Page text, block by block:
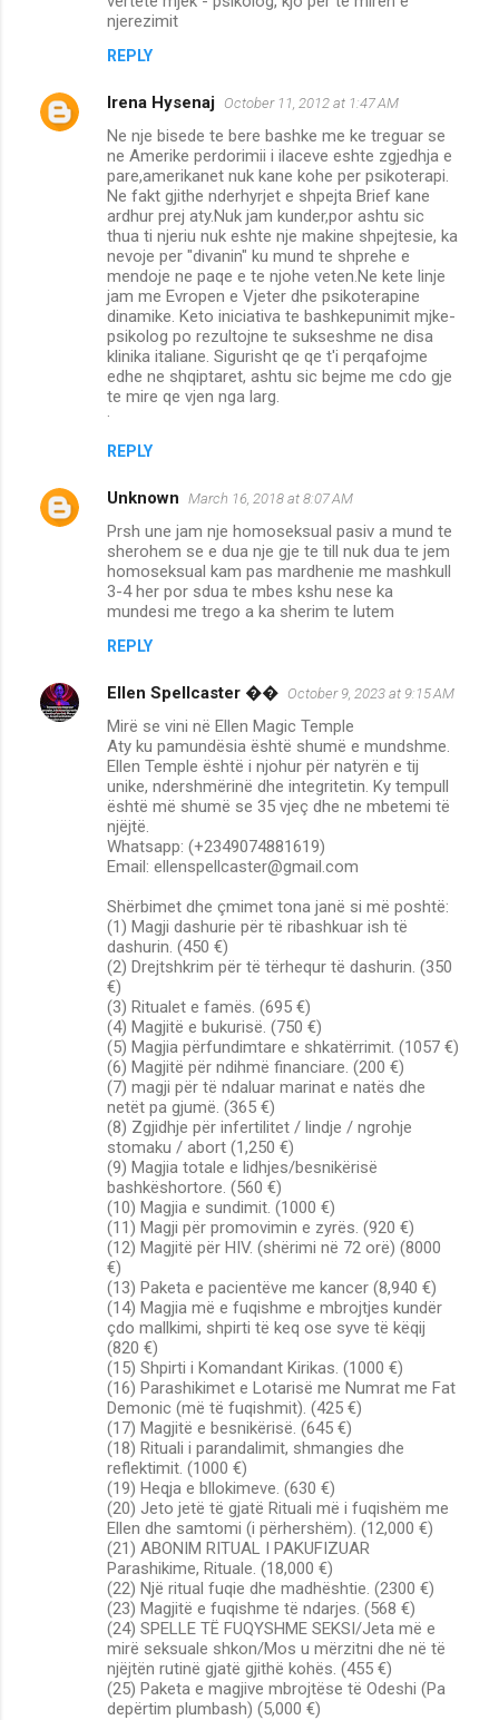
njerezimit
REPLY
Irena Hysenaj October 11, 2012 at 1:47 AM
Ne nje bisede te bere bashke me ke treguar se
ne Amerike perdorimii i ilaceve eshte zgjedhja e
pare,amerikanet nuk kane kohe per psikoterapi.
Ne fakt gjithe nderhyrjet e shpejta Brief kane
ardhur prej aty.Nuk jam kunder,por ashtu sic
thua ti njeriu nuk eshte nje makine shpejtesie, ka
nevoje per "divanin" ku mund te shprehe e
mendoje ne paqe e te njohe veten.Ne kete linje
jam me Evropen e Vjeter dhe psikoterapine
dinamike. Keto iniciativa te bashkepunimit mjke-
psikolog po rezultojne te sukseshme ne disa
klinika italiane. Sigurisht qe qe t'i perqafojme
edhe ne shqiptaret, ashtu sic bejme me cdo gje
te mire qe vjen nga larg.
·
REPLY
Unknown March 16, 2018 at 8:07 AM
Prsh une jam nje homoseksual pasiv a mund te
sherohem se e dua nje gje te till nuk dua te jem
homoseksual kam pas mardhenie me mashkull
3-4 her por sdua te mbes kshu nese ka
mundesi me trego a ka sherim te lutem
REPLY
Ellen Spellcaster �� October 9, 2023 at 9:15 AM
Mirë se vini në Ellen Magic Temple
Aty ku pamundësia është shumë e mundshme.
Ellen Temple është i njohur për natyrën e tij
unike, ndershmërinë dhe integritetin. Ky tempull
është më shumë se 35 vjeç dhe ne mbetemi të
njëjtë.
Whatsapp: (+2349074881619)
Email: ellenspellcaster@gmail.com
Shërbimet dhe çmimet tona janë si më poshtë:
(1) Magji dashurie për të ribashkuar ish të
dashurin. (450 €)
(2) Drejtshkrim për të tërhequr të dashurin. (350
€)
(3) Ritualet e famës. (695 €)
(4) Magjitë e bukurisë. (750 €)
(5) Magjia përfundimtare e shkatërrimit. (1057 €)
(6) Magjitë për ndihmë financiare. (200 €)
(7) magji për të ndaluar marinat e natës dhe
netët pa gjumë. (365 €)
(8) Zgjidhje për infertilitet / lindje / ngrohje
stomaku / abort (1,250 €)
(9) Magjia totale e lidhjes/besnikërisë
bashkëshortore. (560 €)
(10) Magjia e sundimit. (1000 €)
(11) Magji për promovimin e zyrës. (920 €)
(12) Magjitë për HIV. (shërimi në 72 orë) (8000
€)
(13) Paketa e pacientëve me kancer (8,940 €)
(14) Magjia më e fuqishme e mbrojtjes kundër
çdo mallkimi, shpirti të keq ose syve të këqij
(820 €)
(15) Shpirti i Komandant Kirikas. (1000 €)
(16) Parashikimet e Lotarisë me Numrat me Fat
Demonic (më të fuqishmit). (425 €)
(17) Magjitë e besnikërisë. (645 €)
(18) Rituali i parandalimit, shmangies dhe
reflektimit. (1000 €)
(19) Heqja e bllokimeve. (630 €)
(20) Jeto jetë të gjatë Rituali më i fuqishëm me
Ellen dhe samtomi (i përhershëm). (12,000 €)
(21) ABONIM RITUAL I PAKUFIZUAR
Parashikime, Rituale. (18,000 €)
(22) Një ritual fuqie dhe madhështie. (2300 €)
(23) Magjitë e fuqishme të ndarjes. (568 €)
(24) SPELLE TË FUQYSHME SEKSI/Jeta më e
mirë seksuale shkon/Mos u mërzitni dhe në të
njëjtën rutinë gjatë gjithë kohës. (455 €)
(25) Paketa e magjive mbrojtëse të Odeshi (Pa
depërtim plumbash) (5,000 €)